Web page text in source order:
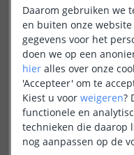
Ecodim - Zigbee
4 groepen -
(3
OP VOORRAAD
IN WINKELWAGEN
Daarom gebruiken we
en buiten onze
gegevens voor het
doen we op een
hier alles over onze
'Accepteer' om te
Kiest u voor weigeren?
functionele en
technieken die daarop
nog aanpassen op de